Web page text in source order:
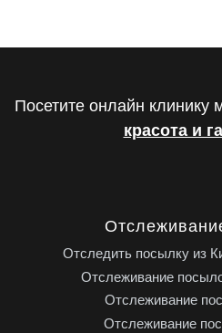
Посетите онлайн клинику
красота и
Отследить посылку из
Отслеживание
Отслеживание
Отслеживание